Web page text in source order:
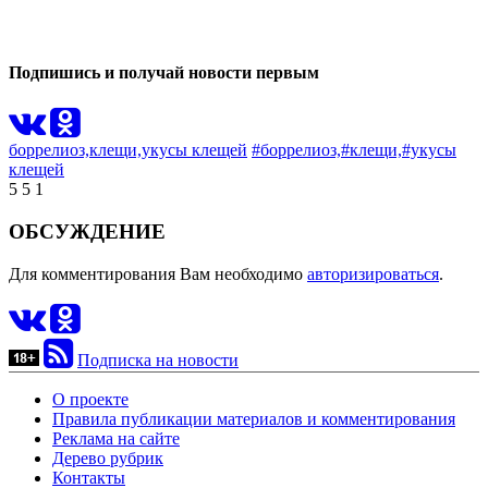
Подпишись и получай новости первым
боррелиоз,клещи,укусы клещей #боррелиоз,#клещи,#укусы
клещей
5 5 1
ОБСУЖДЕНИЕ
Для комментирования Вам необходимо авторизироваться.
Подписка на новости
О проекте
Правила публикации материалов и комментирования
Реклама на сайте
Дерево рубрик
Контакты